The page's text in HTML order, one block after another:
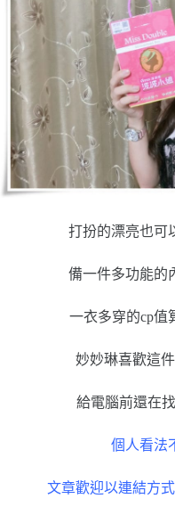
打扮的漂亮也可
備一件多功能的
一衣多穿的cp值
妙妙琳喜歡這
給電腦前還在
個人看法
文章歡迎以連結方